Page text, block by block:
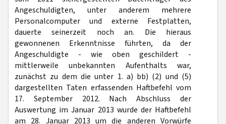
Angeschuldigten, unter anderem mehrere
Personalcomputer und externe Festplatten,
dauerte seinerzeit noch an. Die hieraus
gewonnenen Erkenntnisse führten, da der
Angeschuldigte - wie oben geschildert -
mittlerweile unbekannten Aufenthalts war,
zunächst zu dem die unter 1. a) bb) (2) und (5)
dargestellten Taten erfassenden Haftbefehl vom
17. September 2012. Nach Abschluss der
Auswertung im Januar 2013 wurde der Haftbefehl
am 28. Januar 2013 um die anderen Vorwürfe